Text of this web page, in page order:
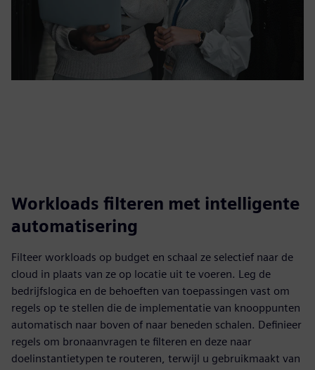
Workloads filteren met intelligente
automatisering
Filteer workloads op budget en schaal ze selectief naar de
cloud in plaats van ze op locatie uit te voeren. Leg de
bedrijfslogica en de behoeften van toepassingen vast om
regels op te stellen die de implementatie van knooppunten
automatisch naar boven of naar beneden schalen. Definieer
regels om bronaanvragen te filteren en deze naar
doelinstantietypen te routeren, terwijl u gebruikmaakt van